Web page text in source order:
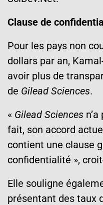
Clause de
Pour les pays non
dollars par an,
avoir plus de
de Gilead Sciences.
« Gilead Sciences
fait, son accord
contient une clause
confidentialité »,
Elle souligne
présentant des taux